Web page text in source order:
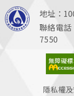
地址：
聯絡電
7550
隱私權